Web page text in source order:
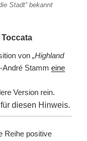
Stadt“ bekannt
von „Highland
Stamm eine
Version rein.
diesen Hinweis.
Reihe positive